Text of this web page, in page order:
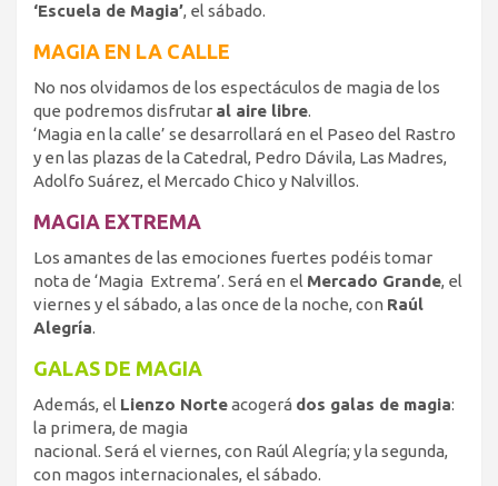
‘Escuela de Magia’, el sábado.
MAGIA EN LA CALLE
No nos olvidamos de los espectáculos de magia de los
que podremos disfrutar al aire libre.
‘Magia en la calle’ se desarrollará en el Paseo del Rastro
y en las plazas de la Catedral, Pedro Dávila, Las Madres,
Adolfo Suárez, el Mercado Chico y Nalvillos.
MAGIA EXTREMA
Los amantes de las emociones fuertes podéis tomar
nota de ‘Magia Extrema’. Será en el Mercado Grande, el
viernes y el sábado, a las once de la noche, con Raúl
Alegría.
GALAS DE MAGIA
Además, el Lienzo Norteacogerá dos galas de magia:
la primera, de magia
nacional. Será el viernes, con Raúl Alegría; y la segunda,
con magos internacionales, el sábado.